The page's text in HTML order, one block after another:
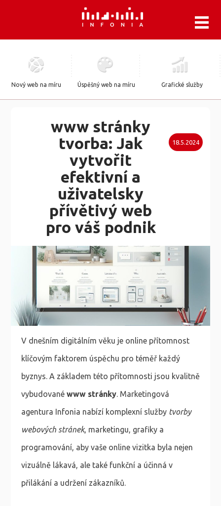
www stránky
tvorba: Jak
vytvořit
efektivní a
uživatelsky
přívětivý web
pro váš podnik
18.5.2024
V dnešním digitálním věku je online přítomnost
klíčovým faktorem úspěchu pro téměř každý
byznys. A základem této přítomnosti jsou kvalitně
vybudované www stránky. Marketingová
agentura Infonia nabízí komplexní služby tvorby
webových stránek, marketingu, grafiky a
programování, aby vaše online vizitka byla nejen
vizuálně lákavá, ale také funkční a účinná v
přilákání a udržení zákazníků.
Nový web na míru Úspěšný web na míru Grafické služby